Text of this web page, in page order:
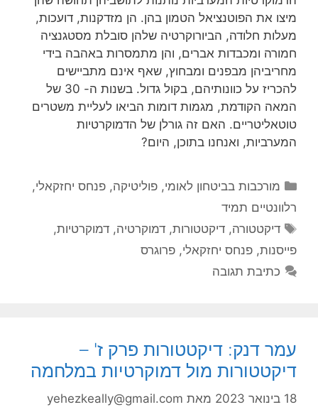
מיצו את הפוטנציאל הטמון בהן. הן מזדקנות, דועכות,
מעלות חלודה, הביורוקרטיה שלהן סובלת מסטגנציה
חמורה ומכבדות אברים, והן מתמסרות באהבה בידי
מחריביהן מבפנים ומבחוץ, שאף אינם מתביישים
להכריז על כוונותיהם, בקול גדול. בשנות ה- 30 של
המאה הקודמת, מגמות דומות הביאו לעליית משטרים
טוטאליטריים. האם זה גורלן של הדמוקרטיות
המערביות, ואנחנו בתוכן, היום?
קטגוריות
מורכבות בביטחון לאומי,פוליטיקה,פנחס יחזקאלי,
רלוונטיים תמיד
תגיות
דיקטטורה,דיקטטורות,דמוקרטיה,דמוקרטיות,
פייסנות, פנחס יחזקאלי, פרוגרס
כתיבת תגובה
עמר דנק: דיקטטורות פרק ז' –
דיקטטורות מול דמוקרטיות במלחמה
18 בינואר 2023 מאת yehezkeally@gmail.com